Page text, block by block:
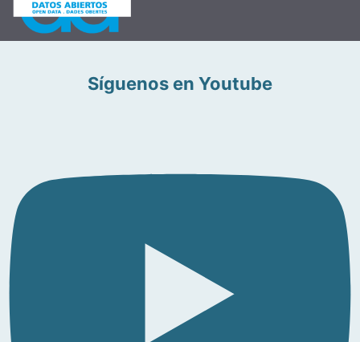
Síguenos en Youtube